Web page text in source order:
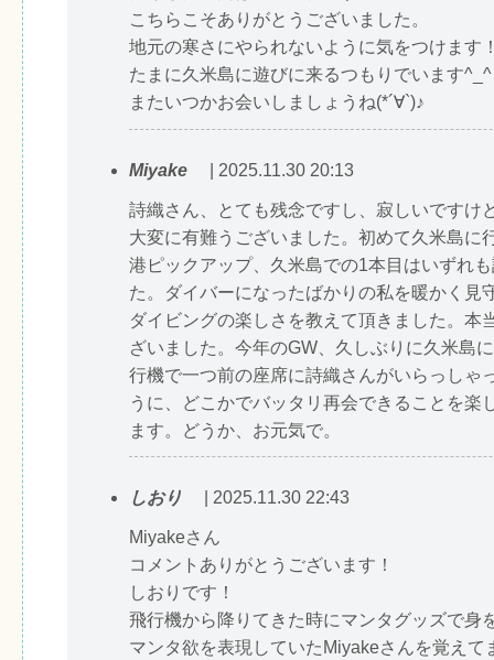
こちらこそありがとうございました。
地元の寒さにやられないように気をつけます
たまに久米島に遊びに来るつもりでいます^_^
またいつかお会いしましょうね(*´∀`)♪
Miyake | 2025.11.30 20:13
詩織さん、とても残念ですし、寂しいですけ
大変に有難うございました。初めて久米島に
港ピックアップ、久米島での1本目はいずれ
た。ダイバーになったばかりの私を暖かく見
ダイビングの楽しさを教えて頂きました。本
ざいました。今年のGW、久しぶりに久米島
行機で一つ前の座席に詩織さんがいらっしゃ
うに、どこかでバッタリ再会できることを楽
ます。どうか、お元気で。
しおり | 2025.11.30 22:43
Miyakeさん
コメントありがとうございます！
しおりです！
飛行機から降りてきた時にマンタグッズで身
マンタ欲を表現していたMiyakeさんを覚えて